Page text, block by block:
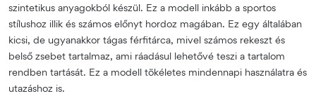
szintetikus anyagokból készül. Ez a modell inkább a sportos
stílushoz illik és számos előnyt hordoz magában. Ez egy általában
kicsi, de ugyanakkor tágas férfitárca, mivel számos rekeszt és
belső zsebet tartalmaz, ami ráadásul lehetővé teszi a tartalom
rendben tartását. Ez a modell tökéletes mindennapi használatra és
utazáshoz is.